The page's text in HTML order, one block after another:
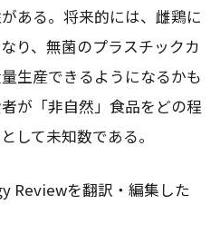
ある。将来的には、雌鶏に
り、無菌のプラスチックカ
生産できるようになるかも
が「非自然」食品をどの程
して未知数である。
Reviewを翻訳・編集した